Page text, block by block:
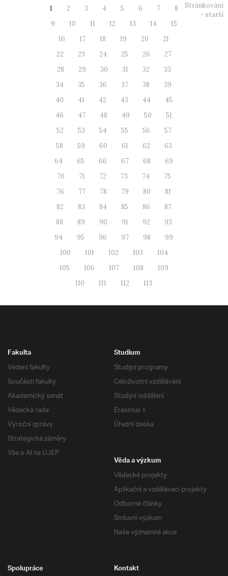
1 2 3 4 5 6 7
8
9
10 11 12 13 14
15
16
17 18 19 20
21
22
23 24 25 26
27
28
29 30 31 32
33
34
35 36 37 38
39
40
41 42 43 44
45
46
47 48 49 50
51
52
53 54 55 56
57
58
59 60 61 62
63
64
65 66 67 68
69
70
71 72 73 74
75
76
77 78 79 80
81
82
83 84 85 86
87
88
89 90 91 92
93
94
95 96 97 98
99
100
101 102 103
104
105
106 107 108
109
110
111 112 113
Stránkování
- starší
Fakulta
Vedení fakulty
Součásti fakulty
Akademický senát
Vědecká rada
Výroční zprávy
Strategické záměry
Vše o AI na UJEP
Studium
Studijní programy
Celoživotní vzdělávání
Studijní oddělení
Erasmus +
Úřední deska
Věda a výzkum
Vědecké projekty
Aplikační a vzdělávací projekty
Odborné články
Smluvní výzkum
Naše významné akce
Spolupráce Kontakt